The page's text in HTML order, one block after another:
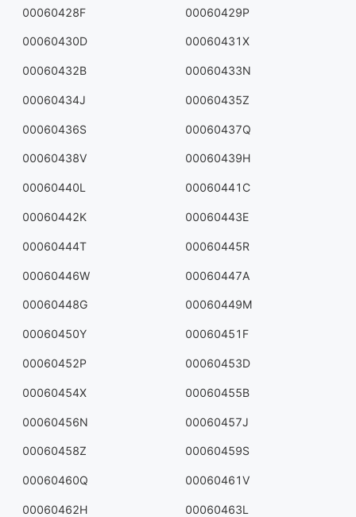
00060428F 00060429P
00060430D 00060431X
00060432B 00060433N
00060434J 00060435Z
00060436S 00060437Q
00060438V 00060439H
00060440L 00060441C
00060442K 00060443E
00060444T 00060445R
00060446W 00060447A
00060448G 00060449M
00060450Y 00060451F
00060452P 00060453D
00060454X 00060455B
00060456N 00060457J
00060458Z 00060459S
00060460Q 00060461V
00060462H 00060463L